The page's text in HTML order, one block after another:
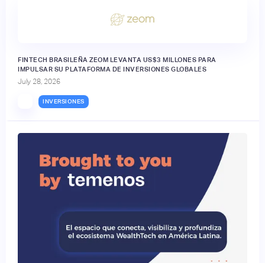
FINTECH BRASILEÑA ZEOM LEVANTA US$3 MILLONES PARA
IMPULSAR SU PLATAFORMA DE INVERSIONES GLOBALES
July 28, 2026
INVERSIONES